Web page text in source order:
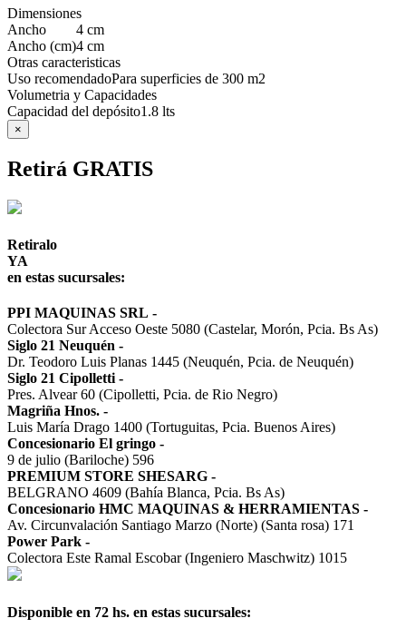
Dimensiones
Ancho
4 cm
Ancho (cm)4 cm
Otras caracteristicas
Uso recomendadoPara superficies de 300 m2
Volumetria y Capacidades
Capacidad del depósito1.8 lts
×
Retirá GRATIS
Retiralo
YA
en estas sucursales:
PPI MAQUINAS SRL -
Colectora Sur Acceso Oeste 5080 (Castelar, Morón, Pcia. Bs As)
Siglo 21 Neuquén -
Dr. Teodoro Luis Planas 1445 (Neuquén, Pcia. de Neuquén)
Siglo 21 Cipolletti -
Pres. Alvear 60 (Cipolletti, Pcia. de Rio Negro)
Magriña Hnos. -
Luis María Drago 1400 (Tortuguitas, Pcia. Buenos Aires)
Concesionario El gringo -
9 de julio (Bariloche) 596
PREMIUM STORE SHESARG -
BELGRANO 4609 (Bahía Blanca, Pcia. Bs As)
Concesionario HMC MAQUINAS & HERRAMIENTAS -
Av. Circunvalación Santiago Marzo (Norte) (Santa rosa) 171
Power Park -
Colectora Este Ramal Escobar (Ingeniero Maschwitz) 1015
Disponible en 72 hs. en estas sucursales: